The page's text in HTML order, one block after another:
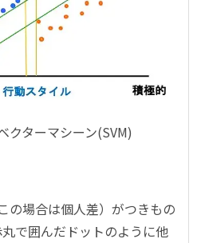
クターマシーン(SVM)
の場合は個人差）がつきもの
で囲んだドットのように他